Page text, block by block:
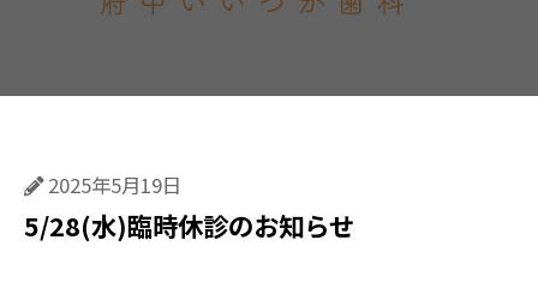
2025年5月19日
5/28(水)臨時休診のお知らせ